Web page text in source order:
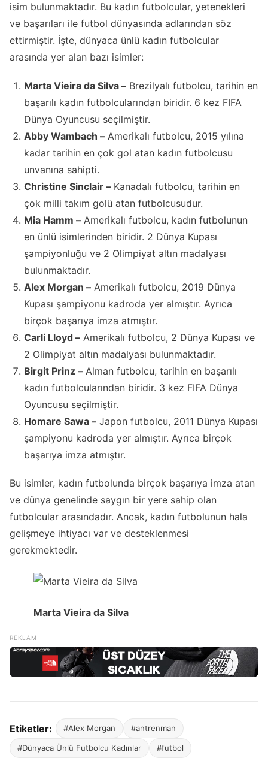
isim bulunmaktadır. Bu kadın futbolcular, yetenekleri
ve başarıları ile futbol dünyasında adlarından söz
ettirmiştir. İşte, dünyaca ünlü kadın futbolcular
arasında yer alan bazı isimler:
Marta Vieira da Silva – Brezilyalı futbolcu, tarihin en
başarılı kadın futbolcularından biridir. 6 kez FIFA
Dünya Oyuncusu seçilmiştir.
Abby Wambach – Amerikalı futbolcu, 2015 yılına
kadar tarihin en çok gol atan kadın futbolcusu
unvanına sahipti.
Christine Sinclair – Kanadalı futbolcu, tarihin en
çok milli takım golü atan futbolcusudur.
Mia Hamm – Amerikalı futbolcu, kadın futbolunun
en ünlü isimlerinden biridir. 2 Dünya Kupası
şampiyonluğu ve 2 Olimpiyat altın madalyası
bulunmaktadır.
Alex Morgan – Amerikalı futbolcu, 2019 Dünya
Kupası şampiyonu kadroda yer almıştır. Ayrıca
birçok başarıya imza atmıştır.
Carli Lloyd – Amerikalı futbolcu, 2 Dünya Kupası ve
2 Olimpiyat altın madalyası bulunmaktadır.
Birgit Prinz – Alman futbolcu, tarihin en başarılı
kadın futbolcularından biridir. 3 kez FIFA Dünya
Oyuncusu seçilmiştir.
Homare Sawa – Japon futbolcu, 2011 Dünya Kupası
şampiyonu kadroda yer almıştır. Ayrıca birçok
başarıya imza atmıştır.
Bu isimler, kadın futbolunda birçok başarıya imza atan
ve dünya genelinde saygın bir yere sahip olan
futbolcular arasındadır. Ancak, kadın futbolunun hala
gelişmeye ihtiyacı var ve desteklenmesi
gerekmektedir.
Marta Vieira da Silva
Etiketler: #Alex Morgan #antrenman
#Dünyaca Ünlü Futbolcu Kadınlar #futbol